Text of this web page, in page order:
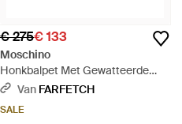
€ 275€ 133
Moschino
Honkbalpet Met Gewatteerde
Patch - Zwart
Van FARFETCH
SALE